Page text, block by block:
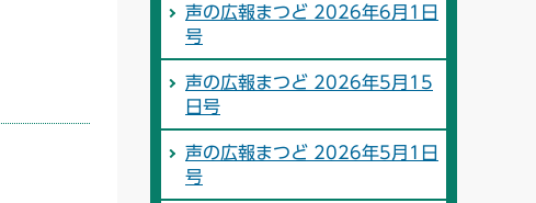
声の広報まつど 2026年6月1日
号
声の広報まつど 2026年5月15
日号
声の広報まつど 2026年5月1日
号